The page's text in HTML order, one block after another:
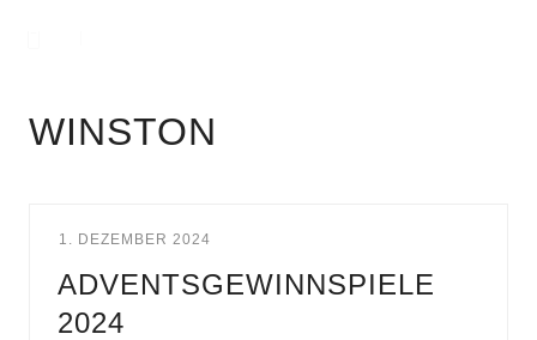
WINSTON
1. DEZEMBER 2024
ADVENTSGEWINNSPIELE
2024